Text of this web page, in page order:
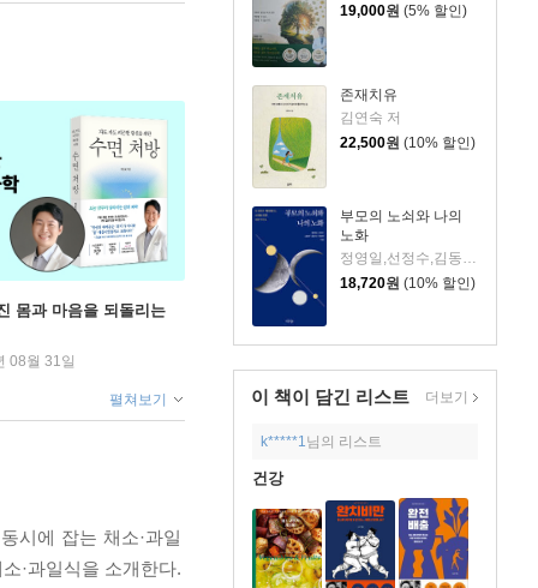
19,000원 (5% 할인)
존재치유
김연숙 저
22,500원 (10% 할인)
부모의 노쇠와 나의
노화
18,720원 (10% 할인)
이 책이 담긴 리스트 더보기
k*****1님의 리스트
건강
몸과 마음을 되돌리는
08월 31일
펼쳐보기
시에 잡는 채소·과일
·과일식을 소개한다.